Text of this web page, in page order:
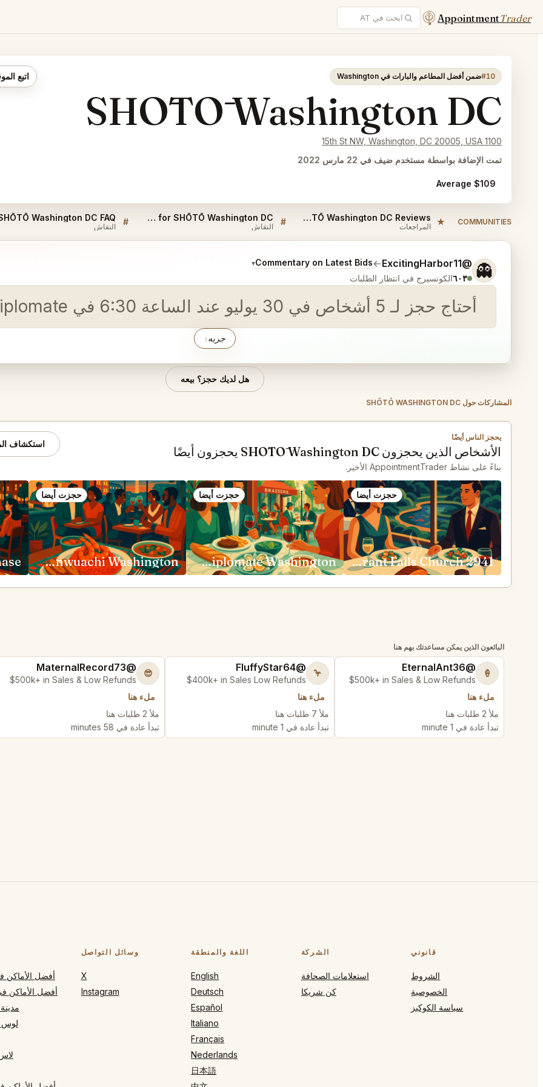
AppointmentTrader
#10ضمن أفضل المطاعم والبارات في Washington اتبع
SHŌTŌ Washington DC
1100 15th St NW, Washington, DC 20005, USA
تمت الإضافة بواسطة مستخدم ضيف في 22 مارس 2022
$109 Average
COMMUNITIES
★
SHŌTŌ Washington DC Reviews
المراجعات #
Sellers QA for SHŌTŌ Washington DC
النقاش #
Washington DC FAQ
النقاش
👻
@ExcitingHarbor11
→
Commentary on Latest Bids
▾
٦٠٣الكونسيرج في انتظار الطلبات
أحتاج حجز لـ 5 أشخاص في 30 يوليو عند الساعة 6:30 في Le Diplomate في واشنطن.
جربه↑
أخبرني المزيد عما تريده.
هل لديك حجز؟ بيعه
المشاركات حول SHŌTŌ WASHINGTON DC
يحجز الناس أيضًا
الأشخاص الذين يحجزون SHŌTŌ Washington DC يحجزون أيضًا
بناءً على نشاط AppointmentTrader الأخير.
استكشاف
حجزت أيضا
2941 Restaurant Falls Church
حجزت أيضا
Le Diplomate Washington
حجزت أيضا
Dōgon by Kwame Onwuachi Washington
البائعون الذين يمكن مساعدتك بهم هنا
🍦
@EternalAnt36
$500k+ in Sales & Low Refunds
ملء هنا
ملأ 2 طلبات هنا
تبدأ عادة في 1 minute
🦩
@FluffyStar64
$400k+ in Sales Low Refunds
ملء هنا
ملأ 7 طلبات هنا
تبدأ عادة في 1 minute
😎
@MaternalRecord73
$500k+ in Sales & Low Refunds
ملء هنا
ملأ 2 طلبات هنا
تبدأ عادة في 58 minutes
أفضل الأماكن
أفضل الأماكن
لوس
وسائل التواصل
X
Instagram
اللغة والمنطقة
English
Deutsch
Español
Italiano
Français
Nederlands
日本語
الشركة
استعلامات الصحافة
كن شريكا
قانوني
الشروط
الخصوصية
سياسة الكوكيز